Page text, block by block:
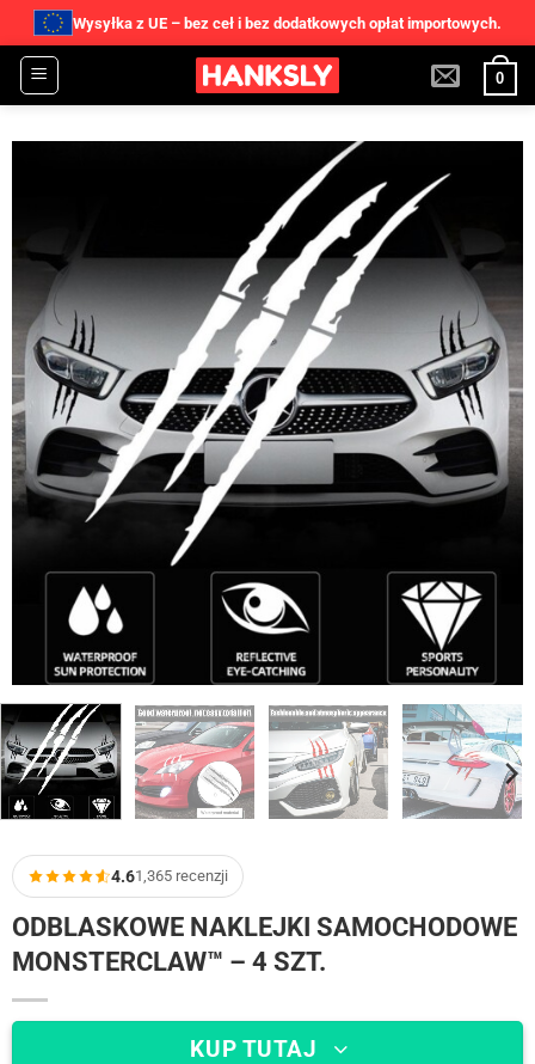
Wysyłka z UE – bez ceł i bez dodatkowych opłat importowych.
Przewiń
0
4.61,365 recenzji
ODBLASKOWE NAKLEJKI SAMOCHODOWE
MONSTERCLAW™ – 4 SZT.
KUP TUTAJ